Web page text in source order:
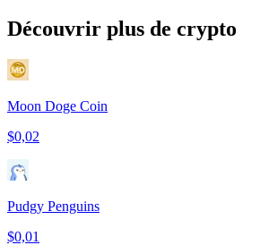
Découvrir plus de crypto
Moon Doge Coin
$0,02
Pudgy Penguins
$0,01